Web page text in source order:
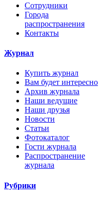
Сотрудники
Города
распространения
Контакты
Журнал
Купить журнал
Вам будет интересно
Архив журнала
Наши ведущие
Наши друзья
Новости
Статьи
Фотокаталог
Гости журнала
Распространение
журнала
Рубрики